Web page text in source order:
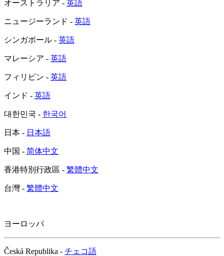
オーストラリア - 英語
ニュージーランド - 英語
シンガポール - 英語
マレーシア - 英語
フィリピン - 英語
インド - 英語
대한민국 - 한국어
日本 - 日本語
中国 - 简体中文
香港特別行政區 - 繁體中文
台灣 - 繁體中文
ヨーロッパ
Česká Republika - チェコ語